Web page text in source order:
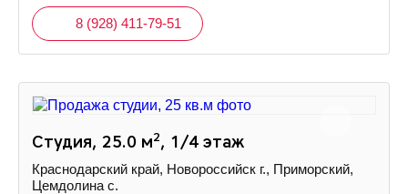
8 (928) 411-79-51
Студия, 25.0 м2, 1/4 этаж
Краснодарский край, Новороссийск г., Приморский,
Цемдолина с.